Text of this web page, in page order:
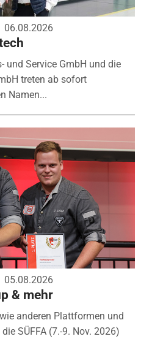
06.08.2026
und Service GmbH und die
treten ab sofort
Namen...
05.08.2026
& mehr
anderen Plattformen und
SÜFFA (7.-9. Nov. 2026)